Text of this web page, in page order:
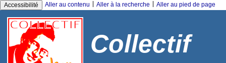
Accessibilité Aller au contenu Aller à la recherche Aller au pied de page
Collectif